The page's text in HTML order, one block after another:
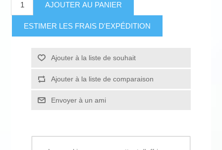
AJOUTER AU PANIER
ESTIMER LES FRAIS D'EXPÉDITION
Ajouter à la liste de souhait
Ajouter à la liste de comparaison
Envoyer à un ami